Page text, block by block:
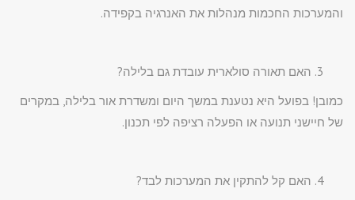
והמערכות החכמות מנהלות את האנרגיה בקפידה.
האם תאורה סולארית עובדת גם בלילה?
כמובן! בפועל היא נטענת במשך היום ומשדרת אור בלילה, במקרים
של חיישני תנועה או הפעלה רציפה לפי תכנון.
האם קל להתקין את המערכות לבד?